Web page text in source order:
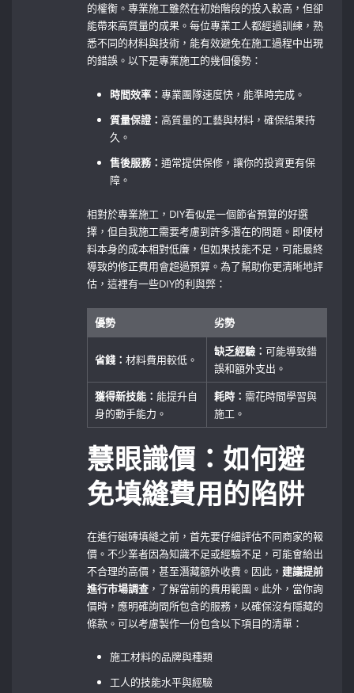
的權衡。專業施工雖然在初始階段的投入較高，但卻
能帶來高質量的成果。每位專業工人都經過訓練，熟
悉不同的材料與技術，能有效避免在施工過程中出現
的錯誤。以下是專業施工的幾個優勢：
時間效率：專業團隊速度快，能準時完成。
質量保證：高質量的工藝與材料，確保結果持
久。
售後服務：通常提供保修，讓你的投資更有保
障。
相對於專業施工，DIY看似是一個節省預算的好選
擇，但自我施工需要考慮到許多潛在的問題。即便材
料本身的成本相對低廉，但如果技能不足，可能最終
導致的修正費用會超過預算。為了幫助你更清晰地評
估，這裡有一些DIY的利與弊：
優勢 劣勢
省錢：材料費用較低。
缺乏經驗：可能導致錯
誤和額外支出。
獲得新技能： 能提升自
身的動手能力。
耗時：需花時間學習與
施工。
慧眼識價：如何避
免填縫費用的陷阱
在進行磁磚填縫之前，首先要仔細評估不同商家的報
價。不少業者因為知識不足或經驗不足，可能會給出
不合理的高價，甚至潛藏額外收費。因此，建議提前
進行市場調查 ，了解當前的費用範圍。此外，當你詢
價時，應明確詢問所包含的服務，以確保沒有隱藏的
條款。可以考慮製作一份包含以下項目的清單：
施工材料的品牌與種類
工人的技能水平與經驗